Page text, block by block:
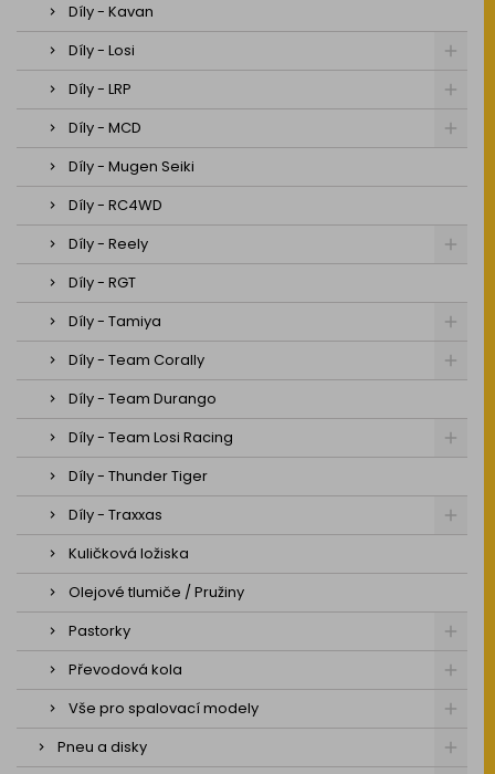
Díly - Kavan
Díly - Losi
Díly - LRP
Díly - MCD
Díly - Mugen Seiki
Díly - RC4WD
Díly - Reely
Díly - RGT
Díly - Tamiya
Díly - Team Corally
Díly - Team Durango
Díly - Team Losi Racing
Díly - Thunder Tiger
Díly - Traxxas
Kuličková ložiska
Olejové tlumiče / Pružiny
Pastorky
Převodová kola
Vše pro spalovací modely
Pneu a disky